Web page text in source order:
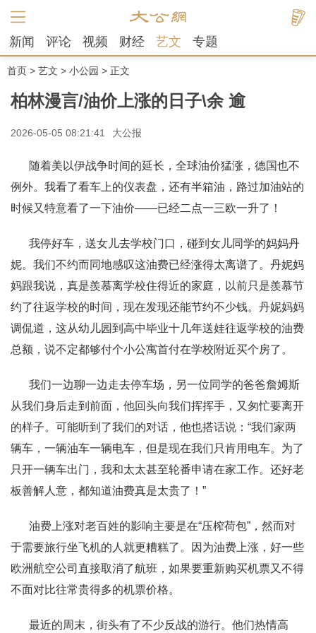
新闻 评论 视频 财经 艺文 专题
首页 > 艺文 > 小公园 > 正文
柏林漫言/油价上涨的日子\余 逾
2026-05-05 08:21:41 大公报
随着美以伊战争时间的延长，全球油价猛涨，德国也不
例外。我看了看车上的仪表盘，还有半箱油，路过加油站的
时候又特意看了一下油价——已经二点一三欧一升了！
我停好车，送女儿去学校门口，碰到女儿同学的妈妈丹
妮。我们不约而同地感叹这油费已经涨得太离谱了。丹妮妈
妈跟我说，真是羨慕离学校住得近的家庭，以前只是羨慕节
约了往返学校的时间，现在发现还能节约不少钱。丹妮妈妈
调侃道，这从幼儿园到高中毕业十几年送娃往返学校的油费
总额，说不定都够付个小公寓首付在学校附近买个房了。
我们一边聊一边走去停车场，另一位同学的爸爸詹姆斯
从我们身后走到前面，他回头向我们挥挥手，又匆忙要离开
的样子。可能听到了我们的对话，他也搭话说：“我们家两
辆车，一辆油车一辆电车，但是现在我们只肯用电车。为了
只开一辆车出门，我和太太甚至轮番申请在家工作。还好老
板善解人意，都知道油费真是太贵了！”
油费上涨对老百姓的影响主要是在“压榨荷包”，然而对
于需要旅行坐飞机的人就更糟糕了。因为油费上涨，好一些
欧洲航空公司直接取消了航班，如果要重新购买机票又不得
不面对比往常贵得多的机票价格。
最近的周末，街头有了不少反战的游行。他们热情高